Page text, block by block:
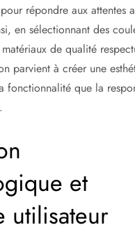
répondre aux attentes
en sélectionnant des
de qualité
parvient à créer une
fonctionnalité que la
et
utilisateur